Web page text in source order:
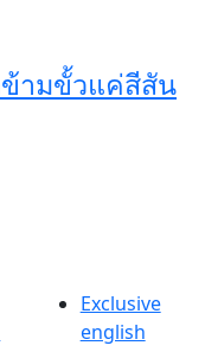
ข้ามขั้วแค่สีสัน
Exclusive
english